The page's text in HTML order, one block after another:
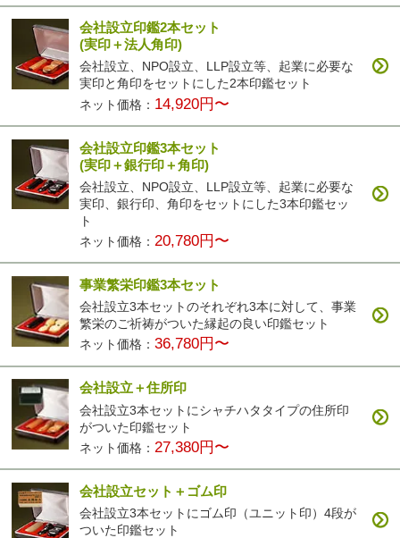
会社設立印鑑2本セット
(実印＋法人角印)
会社設立、NPO設立、LLP設立等、起業に必要な
実印と角印をセットにした2本印鑑セット
ネット価格： 14,920円〜
会社設立印鑑3本セット
(実印＋銀行印＋角印)
会社設立、NPO設立、LLP設立等、起業に必要な
実印、銀行印、角印をセットにした3本印鑑セッ
ト
ネット価格： 20,780円〜
事業繁栄印鑑3本セット
会社設立3本セットのそれぞれ3本に対して、事業
繁栄のご祈祷がついた縁起の良い印鑑セット
ネット価格：36,780円〜
会社設立＋住所印
会社設立3本セットにシャチハタタイプの住所印
がついた印鑑セット
ネット価格： 27,380円〜
会社設立セット＋ゴム印
会社設立3本セットにゴム印（ユニット印）4段が
ついた印鑑セット